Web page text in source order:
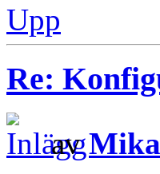
Upp
Re:
av